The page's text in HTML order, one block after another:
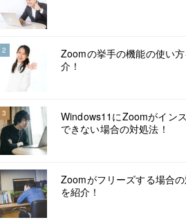
2
Zoomの挙手の機能の使い
介！
3
Windows11にZoomがイン
できない場合の対処法！
Zoomがフリーズする場合
を紹介！